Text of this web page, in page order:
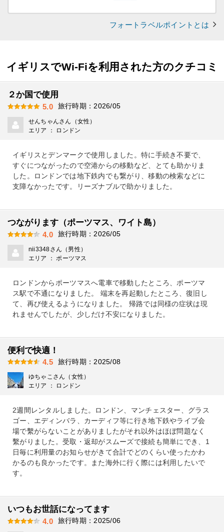
フォートラベルポイントとは
イギリスでWi-Fiを利用された方のクチコミ
２か国で使用
5.0 旅行時期：2026/05
せんちゃんさん（女性）
エリア ： ロンドン
イギリスとデンマークで使用しました。特に手続き不要で、
すぐにつながったので空港からの移動など、とても助かりま
した。ロンドンでは地下鉄内でも繋がり、移動の検索などに
支障なかったです。リーズナブルで助かりました。
つながります（ポーツマス、ワイト島）
4.0 旅行時期：2026/05
nii3348さん（男性）
エリア ： ポーツマス
ロンドンからポーツマスへ電車で移動したところ、ポーツマ
ス駅で不通になりました。 端末を再起動したところ、復旧し
て、再び使えるようになりました。 帰路では同様の症状は現
れませんでしたが、少しだけ不安になりました。
便利で快適！
4.5 旅行時期：2025/08
ゆちゃこさん（女性）
エリア ： ロンドン
2週間レンタルしました。ロンドン、マンチェスター、グラス
ゴー、エディンバラ、カーディフ等に行き地下鉄やライブ会
場で繫がらないことがありましたがそれ以外はほぼ問題なく
繫がりました。受取・返却がスムーズで接続も簡単にでき、1
日毎に利用量のお知らせがきて合計でどのくらい使ったかわ
かるのも良かったです。また海外に行く際には利用したいで
す。
いつもお世話になってます
4.0 旅行時期：2025/06